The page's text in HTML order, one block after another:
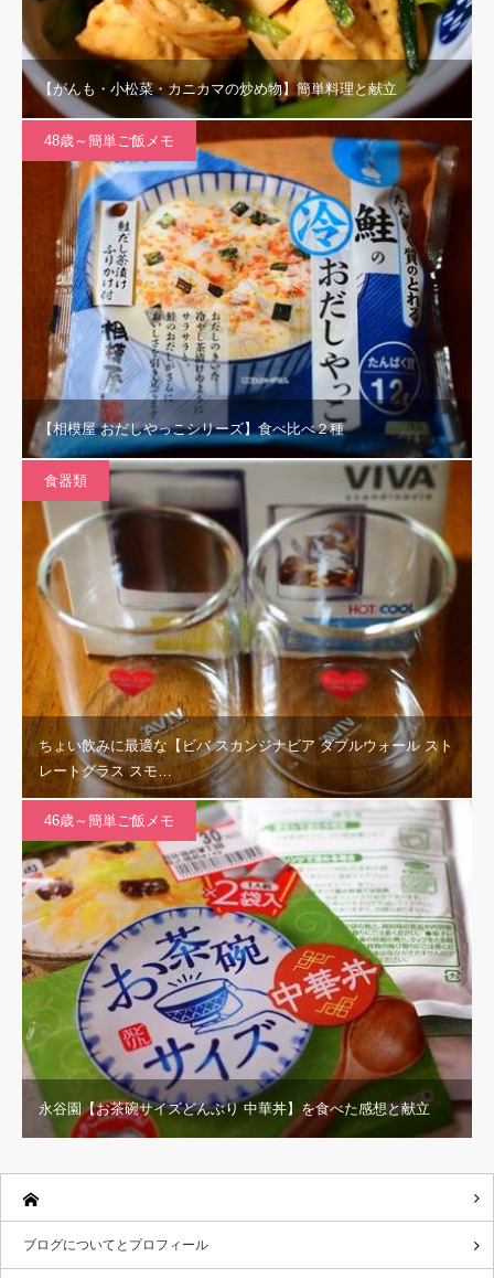
【がんも・小松菜・カニカマの炒め物】簡単料理と献立
48歳～簡単ご飯メモ
【相模屋 おだしやっこシリーズ】食べ比べ２種
食器類
ちょい飲みに最適な【ビバ スカンジナビア ダブルウォール スト
レートグラス スモ…
46歳～簡単ご飯メモ
永谷園【お茶碗サイズどんぶり 中華丼】を食べた感想と献立
ブログについてとプロフィール